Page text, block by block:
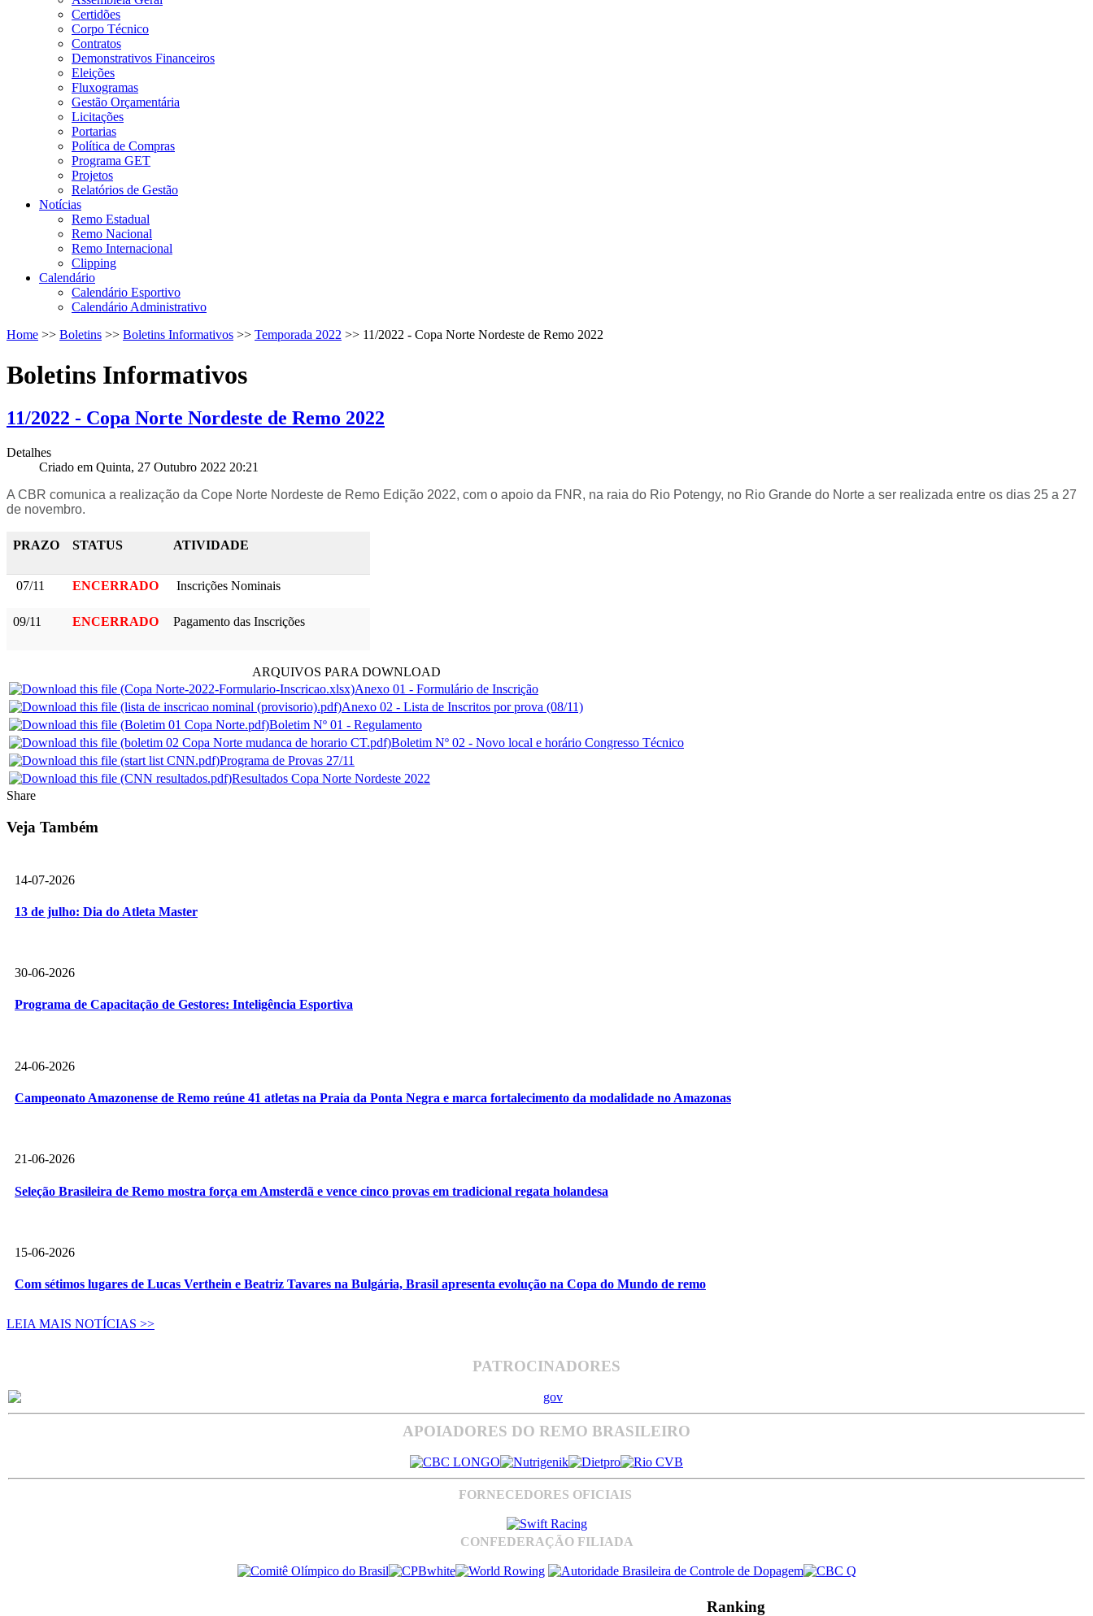
Certidões
Corpo Técnico
Contratos
Demonstrativos Financeiros
Eleições
Fluxogramas
Gestão Orçamentária
Licitações
Portarias
Política de Compras
Programa GET
Projetos
Relatórios de Gestão
Notícias
Remo Estadual
Remo Nacional
Remo Internacional
Clipping
Calendário
Calendário Esportivo
Calendário Administrativo
Home >> Boletins >> Boletins Informativos >> Temporada 2022 >> 11/2022 - Copa Norte Nordeste de Remo 2022
Boletins Informativos
11/2022 - Copa Norte Nordeste de Remo 2022
Detalhes
Criado em Quinta, 27 Outubro 2022 20:21
A CBR comunica a realização da Cope Norte Nordeste de Remo Edição 2022, com o apoio da FNR, na raia do Rio Potengy, no Rio Grande do Norte a ser realizada entre os dias 25 a 27
de novembro.
PRAZO STATUS ATIVIDADE
07/11 ENCERRADO Inscrições Nominais
09/11 ENCERRADO Pagamento das Inscrições
ARQUIVOS PARA DOWNLOAD
Anexo 01 - Formulário de Inscrição
Anexo 02 - Lista de Inscritos por prova (08/11)
Boletim Nº 01 - Regulamento
Boletim Nº 02 - Novo local e horário Congresso Técnico
Programa de Provas 27/11
Resultados Copa Norte Nordeste 2022
Share
Veja Também
14-07-2026
13 de julho: Dia do Atleta Master
30-06-2026
Programa de Capacitação de Gestores: Inteligência Esportiva
24-06-2026
Campeonato Amazonense de Remo reúne 41 atletas na Praia da Ponta Negra e marca fortalecimento da modalidade no Amazonas
21-06-2026
Seleção Brasileira de Remo mostra força em Amsterdã e vence cinco provas em tradicional regata holandesa
15-06-2026
Com sétimos lugares de Lucas Verthein e Beatriz Tavares na Bulgária, Brasil apresenta evolução na Copa do Mundo de remo
LEIA MAIS NOTÍCIAS >>
PATROCINADORES
APOIADORES DO REMO BRASILEIRO
FORNECEDORES OFICIAIS
CONFEDERAÇÃO FILIADA
Ranking